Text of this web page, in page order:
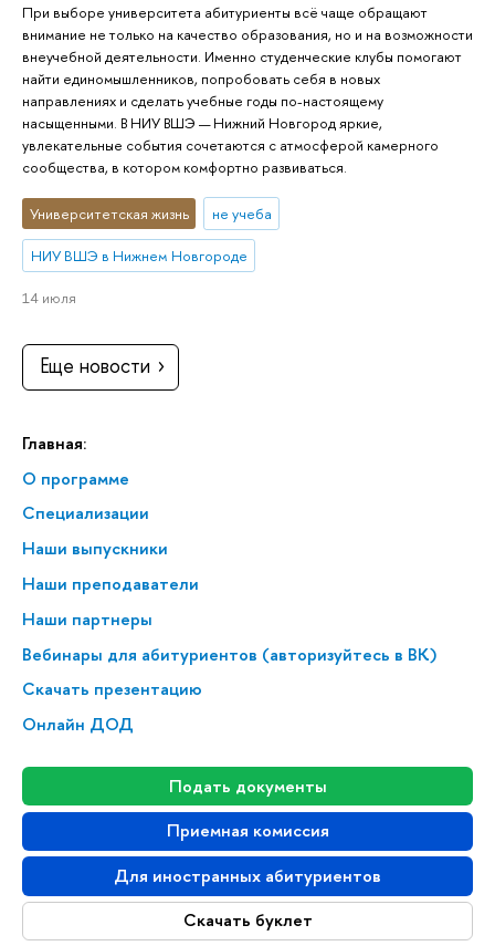
Главная:
О программе
Специализации
Наши выпускники
Наши преподаватели
Наши партнеры
Вебинары для абитуриентов (авторизуйтесь в ВК)
Скачать презентацию
Онлайн ДОД
Подать документы
Приемная комиссия
Для иностранных абитуриентов
Скачать буклет
При выборе университета абитуриенты всё чаще обращают
внимание не только на качество образования, но и на возможности
внеучебной деятельности. Именно студенческие клубы помогают
найти единомышленников, попробовать себя в новых
направлениях и сделать учебные годы по-настоящему
насыщенными. В НИУ ВШЭ — Нижний Новгород яркие,
увлекательные события сочетаются с атмосферой камерного
сообщества, в котором комфортно развиваться.
Университетская жизнь не учеба
НИУ ВШЭ в Нижнем Новгороде
14 июля
Еще новости